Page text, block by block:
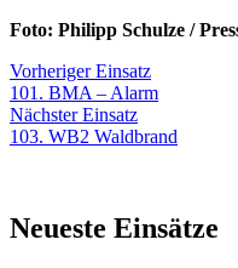
Foto: Philipp Schulze /
Beitragsnavigation
Vorheriger EinsatzVorheriger
Einsatz:
101. BMA – Alarm
Nächster EinsatzNächster
Einsatz:
103. WB2 Waldbrand
Neueste Einsätze